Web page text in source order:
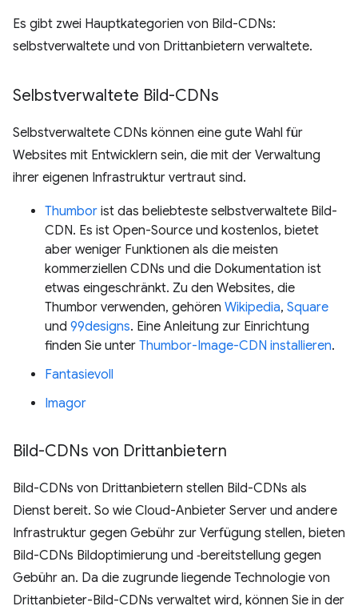
Es gibt zwei Hauptkategorien von Bild-CDNs:
selbstverwaltete und von Drittanbietern verwaltete.
Selbstverwaltete Bild-CDNs
Selbstverwaltete CDNs können eine gute Wahl für
Websites mit Entwicklern sein, die mit der Verwaltung
ihrer eigenen Infrastruktur vertraut sind.
Thumbor ist das beliebteste selbstverwaltete Bild-
CDN. Es ist Open-Source und kostenlos, bietet
aber weniger Funktionen als die meisten
kommerziellen CDNs und die Dokumentation ist
etwas eingeschränkt. Zu den Websites, die
Thumbor verwenden, gehören Wikipedia, Square
und 99designs. Eine Anleitung zur Einrichtung
finden Sie unter Thumbor-Image-CDN installieren.
Fantasievoll
Imagor
Bild-CDNs von Drittanbietern
Bild-CDNs von Drittanbietern stellen Bild-CDNs als
Dienst bereit. So wie Cloud-Anbieter Server und andere
Infrastruktur gegen Gebühr zur Verfügung stellen, bieten
Bild-CDNs Bildoptimierung und ‑bereitstellung gegen
Gebühr an. Da die zugrunde liegende Technologie von
Drittanbieter-Bild-CDNs verwaltet wird, können Sie in der